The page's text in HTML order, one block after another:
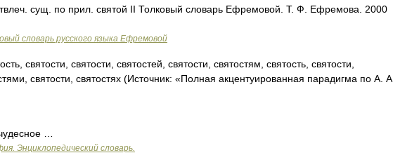
сущ. по прил. святой II Толковый словарь Ефремовой. Т. Ф. Ефремова. 2000
словарь русского языка Ефремовой
святости, святости, святостей, святости, святостям, святость, святости,
святости, святостях (Источник: «Полная акцентуированная парадигма по А. А.
…
Энциклопедический словарь.